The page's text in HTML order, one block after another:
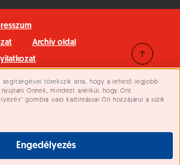
segítségével törekszik arra, hogy a lehető legjobb
Önnek, mindezt anélkül, hogy Önt
gombra való kattintással Ön hozzájárul a sütik
Engedélyezés
Archív oldal
2026 Pilisvörösvár Város